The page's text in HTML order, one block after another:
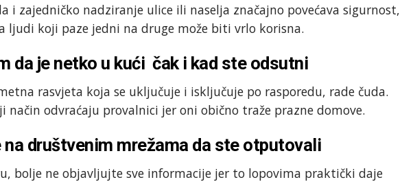
i zajedničko nadziranje ulice ili naselja značajno povećava sigurnost,
ljudi koji paze jedni na druge može biti vrlo korisna.
da je netko u kući čak i kad ste odsutni
rasvjeta koja se uključuje i isključuje po rasporedu, rade čuda.
način odvraćaju provalnici jer oni obično traže prazne domove.
na društvenim mrežama da ste otputovali
bolje ne objavljujte sve informacije jer to lopovima praktički daje